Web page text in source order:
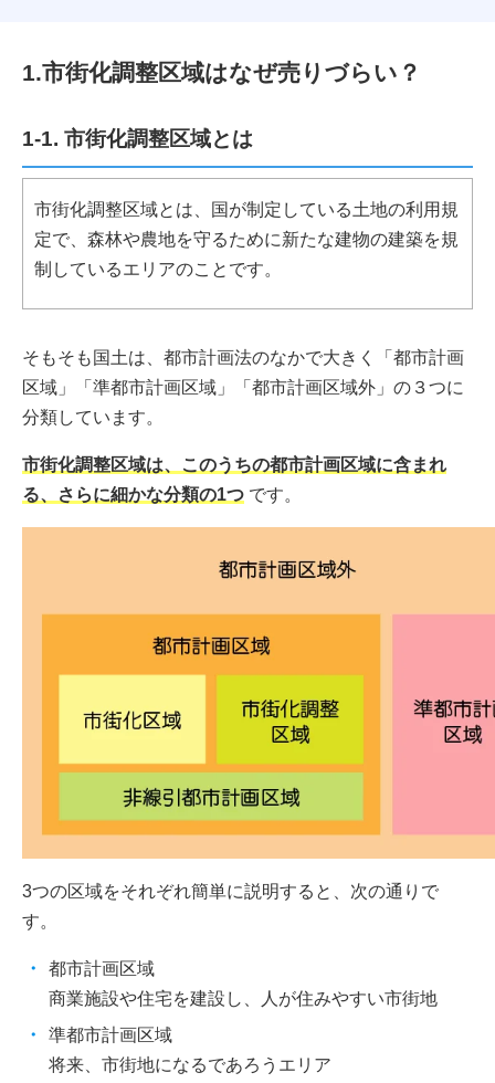
1.市街化調整区域はなぜ売りづらい？
1-1. 市街化調整区域とは
市街化調整区域とは、国が制定している土地の利用規
定で、森林や農地を守るために新たな建物の建築を規
制しているエリアのことです。
そもそも国土は、都市計画法のなかで大きく「都市計画
区域」「準都市計画区域」「都市計画区域外」の３つに
分類しています。
市街化調整区域は、このうちの都市計画区域に含まれ
る、さらに細かな分類の1つ です。
3つの区域をそれぞれ簡単に説明すると、次の通りで
す。
都市計画区域
商業施設や住宅を建設し、人が住みやすい市街地
準都市計画区域
将来、市街地になるであろうエリア